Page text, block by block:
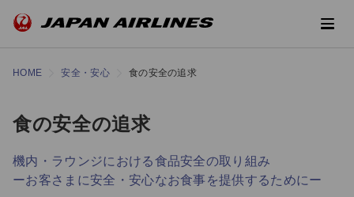
HOME 安全・安心 食の安全の追求
食の安全の追求
機内・ラウンジにおける食品安全の取り組み
ーお客さまに安全・安心なお食事を提供するためにー